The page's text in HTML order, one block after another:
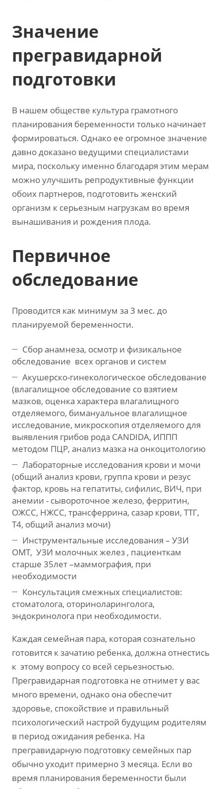
Значение
прегравидарной
подготовки
В нашем обществе культура грамотного
планирования беременности только начинает
формироваться. Однако ее огромное значение
давно доказано ведущими специалистами
мира, поскольку именно благодаря этим мерам
можно улучшить репродуктивные функции
обоих партнеров, подготовить женский
организм к серьезным нагрузкам во время
вынашивания и рождения плода.
Первичное
обследование
Проводится как минимум за 3 мес. до
планируемой беременности.
Сбор анамнеза, осмотр и физикальное
обследование всех органов и систем
Акушерско-гинекологическое обследование
(влагалищное обследование со взятием
мазков, оценка характера влагалищного
отделяемого, бимануальное влагалищное
исследование, микроскопия отделяемого для
выявления грибов рода CANDIDA, ИППП
методом ПЦР, анализ мазка на онкоцитологию
Лабораторные исследования крови и мочи
(общий анализ крови, группа крови и резус
фактор, кровь на гепатиты, сифилис, ВИЧ, при
анемии - сывороточное железо, ферритин,
ОЖСС, НЖСС, трансферрина, сазар крови, ТТГ,
Т4, общий анализ мочи)
Инструментальные исследования – УЗИ
ОМТ, УЗИ молочных желез , пациенткам
старше 35лет –маммография, при
необходимости
Консультация смежных специалистов:
стоматолога, оториноларинголога,
эндокринолога при необходимости.
Каждая семейная пара, которая сознательно
готовится к зачатию ребенка, должна отнестись
к этому вопросу со всей серьезностью.
Прегравидарная подготовка не отнимет у вас
много времени, однако она обеспечит
здоровье, спокойствие и правильный
психологический настрой будущим родителям
в период ожидания ребенка. На
прегравидарную подготовку семейных пар
обычно уходит примерно 3 месяца. Если во
время планирования беременности были